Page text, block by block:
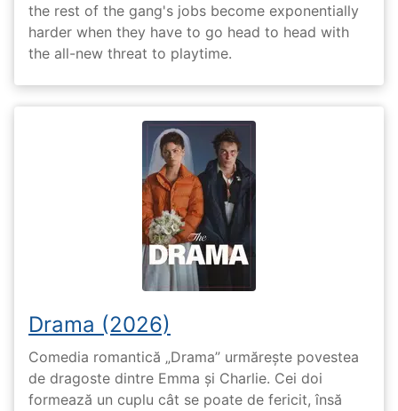
the rest of the gang's jobs become exponentially
harder when they have to go head to head with
the all-new threat to playtime.
Drama (2026)
Comedia romantică „Drama” urmărește povestea
de dragoste dintre Emma și Charlie. Cei doi
formează un cuplu cât se poate de fericit, însă